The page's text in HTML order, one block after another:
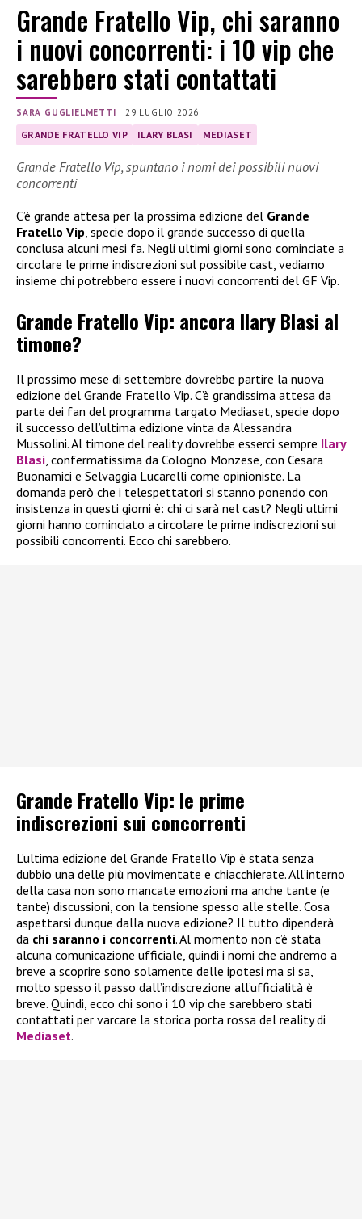
Grande Fratello Vip, chi saranno
i nuovi concorrenti: i 10 vip che
sarebbero stati contattati
SARA GUGLIELMETTI |29 LUGLIO 2026
GRANDE FRATELLO VIP ILARY BLASI MEDIASET
Grande Fratello Vip, spuntano i nomi dei possibili nuovi
concorrenti
C’è grande attesa per la prossima edizione del Grande
Fratello Vip, specie dopo il grande successo di quella
conclusa alcuni mesi fa. Negli ultimi giorni sono cominciate a
circolare le prime indiscrezioni sul possibile cast, vediamo
insieme chi potrebbero essere i nuovi concorrenti del GF Vip.
Grande Fratello Vip: ancora Ilary Blasi al
timone?
Il prossimo mese di settembre dovrebbe partire la nuova
edizione del Grande Fratello Vip. C’è grandissima attesa da
parte dei fan del programma targato Mediaset, specie dopo
il successo dell’ultima edizione vinta da Alessandra
Mussolini. Al timone del reality dovrebbe esserci sempre Ilary
Blasi, confermatissima da Cologno Monzese, con Cesara
Buonamici e Selvaggia Lucarelli come opinioniste. La
domanda però che i telespettatori si stanno ponendo con
insistenza in questi giorni è: chi ci sarà nel cast? Negli ultimi
giorni hanno cominciato a circolare le prime indiscrezioni sui
possibili concorrenti. Ecco chi sarebbero.
Grande Fratello Vip: le prime
indiscrezioni sui concorrenti
L’ultima edizione del Grande Fratello Vip è stata senza
dubbio una delle più movimentate e chiacchierate. All’interno
della casa non sono mancate emozioni ma anche tante (e
tante) discussioni, con la tensione spesso alle stelle. Cosa
aspettarsi dunque dalla nuova edizione? Il tutto dipenderà
da chi saranno i concorrenti. Al momento non c’è stata
alcuna comunicazione ufficiale, quindi i nomi che andremo a
breve a scoprire sono solamente delle ipotesi ma si sa,
molto spesso il passo dall’indiscrezione all’ufficialità è
breve. Quindi, ecco chi sono i 10 vip che sarebbero stati
contattati per varcare la storica porta rossa del reality di
Mediaset.